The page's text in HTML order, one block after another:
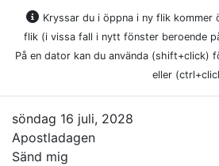
Kryssar du i öppna i ny flik kommer
flik (i vissa fall i nytt fönster beroende
På en dator kan du använda (shift+click)
eller
söndag 16 juli, 2028
Apostladagen
Sänd mig